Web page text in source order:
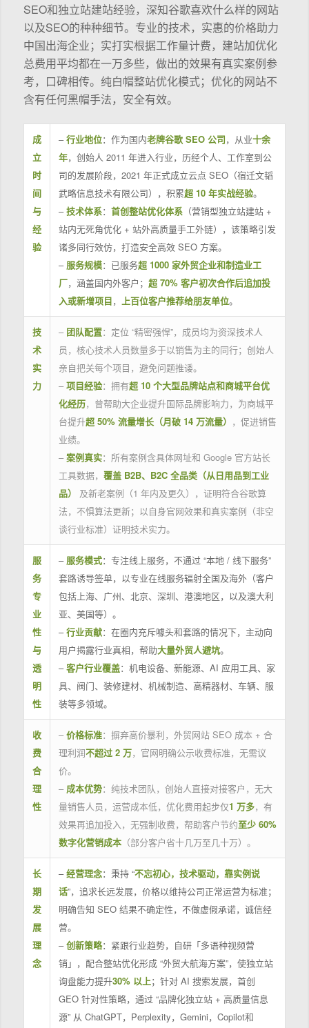
SEO和独立站建站经验，深知谷歌喜欢什么样的网站
以及SEO的种种细节。专业的技术，实惠的价格助力
中国出海企业；实打实根据工作量计费，建站加优化
总费用平均都在一万多些，做出的效果有真实案例参
考，口碑相传。纯白帽整站优化模式；优化的网站不
含有任何黑帽手法，安全有效。
成
立
时
间
与
经
验
–行业地位：作为国内老牌谷歌 SEO 公司，从业十余
年，创始人 2011 年进入行业，历经个人、工作室到公
司的发展阶段，2021 年正式成立云点 SEO（宿迁文韬
武略信息技术有限公司），积累超 10 年实战经验。
–技术体系： 首创整站优化体系（营销型独立站建站 +
站内无死角优化 + 站外高质量手工外链），该策略引发
诸多同行效仿，打造安全高效 SEO 方案。
– 服务规模：已服务超 1000 家外贸企业和制造业工
厂，涵盖国内外客户； 超 70% 客户初次合作后追加投
入或新增项目， 上百位客户推荐给朋友单位。
技
术
实
力
– 团队配置：定位 “精密强悍”，成员均为资深技术人
员，核心技术人员数量多于以销售为主的同行；创始人
亲自把关每个项目，避免问题推诿。
– 项目经验：拥有超 10 个大型品牌站点和商城平台优
化经历，曾帮助大企业提升国际品牌影响力，为商城平
台提升超 50% 流量增长（月破 14 万流量） ，促进销售
业绩。
– 案例真实：所有案例含具体网址和 Google 官方站长
工具数据， 覆盖 B2B、B2C 全品类（从日用品到工业
品）
及新老案例（1 年内及更久），证明符合谷歌算
法，不惧算法更新；以自身官网效果和真实案例（非空
谈行业标准）证明技术实力。
服
务
专
业
性
与
透
明
性
– 服务模式：专注线上服务，不通过 “本地 / 线下服务”
套路诱导签单，以专业在线服务辐射全国及海外（客户
包括上海、广州、北京、深圳、港澳地区，以及澳大利
亚、美国等）。
–行业贡献：在圈内充斥噱头和套路的情况下，主动向
用户揭露行业真相，帮助大量外贸人避坑。
–客户行业覆盖：机电设备、新能源、AI 应用工具、家
具、阀门、装修建材、机械制造、高精器材、车辆、服
装等多领域。
收
费
合
理
性
– 价格标准：摒弃高价暴利，外贸网站 SEO 成本 + 合
理利润不超过 2 万，官网明确公示收费标准，无需议
价。
– 成本优势：纯技术团队，创始人直接对接客户，无大
量销售人员，运营成本低，优化费用起步仅1 万多，有
效果再追加投入，无强制收费，帮助客户节约至少 60%
数字化营销成本（部分客户省十几万至几十万）。
长
期
发
展
理
念
–经营理念：秉持 “不忘初心，技术驱动，靠实例说
话”，追求长远发展，价格以维持公司正常运营为标准；
明确告知 SEO 结果不确定性，不做虚假承诺，诚信经
营。
–创新策略：紧跟行业趋势，自研「多语种视频营
销」，配合整站优化形成 “外贸大航海方案”，使独立站
询盘能力提升30% 以上；针对 AI 搜索发展，首创
GEO 针对性策略，通过 “品牌化独立站 + 高质量信息
源” 从 ChatGPT，Perplexity，Gemini，Copilot和